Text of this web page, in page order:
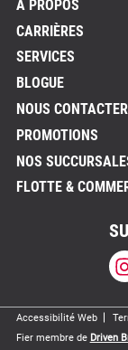
À PROPOS
CARRIÈRES
SERVICES
BLOGUE
NOUS CONTACTER
PROMOTIONS
NOS
FLOTTE &
Fier membre de Driven
Accessibilité Web